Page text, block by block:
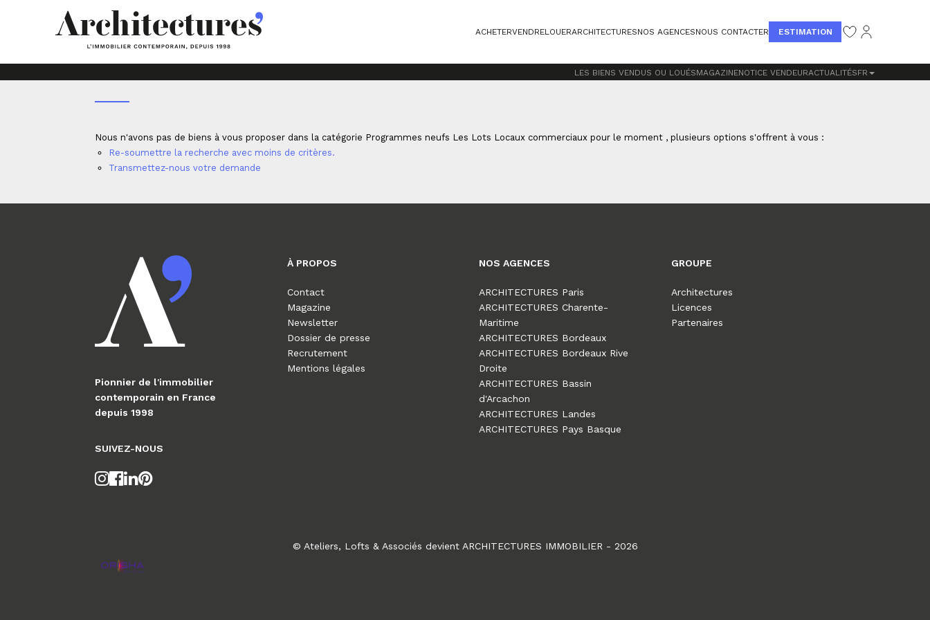
ACHETERVENDRELOUERARCHITECTURESNOS AGENCESNOUS CONTACTER ESTIMATION
LES BIENS VENDUS OU LOUÉSMAGAZINENOTICE VENDEURACTUALITÉSFR
Accueil Programmes neufs Les Lots
Nous n'avons pas de biens à vous proposer dans la catégorie Programmes neufs Les Lots Locaux commerciaux pour le moment , plusieurs options s'offrent à vous :
Re-soumettre la recherche avec moins de critères.
Transmettez-nous votre demande
Pionnier de l'immobilier
contemporain en France
depuis 1998
SUIVEZ-NOUS
À PROPOS
Contact
Magazine
Newsletter
Dossier de presse
Recrutement
Mentions légales
NOS AGENCES
ARCHITECTURES Paris
ARCHITECTURES Charente-
Maritime
ARCHITECTURES Bordeaux
ARCHITECTURES Bordeaux Rive
Droite
ARCHITECTURES Bassin
d'Arcachon
ARCHITECTURES Landes
ARCHITECTURES Pays Basque
GROUPE
Architectures
Licences
Partenaires
© Ateliers, Lofts & Associés devient ARCHITECTURES IMMOBILIER - 2026